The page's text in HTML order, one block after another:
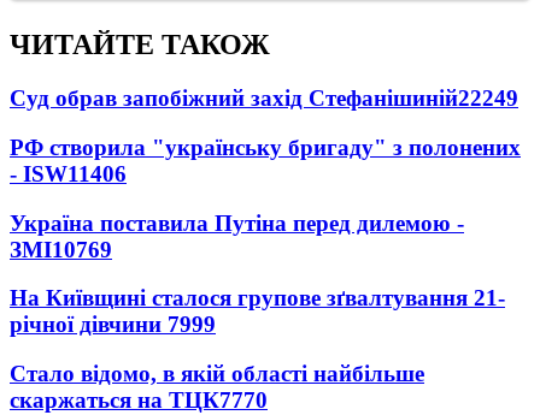
ЧИТАЙТЕ ТАКОЖ
Суд обрав запобіжний захід Стефанішиній22249
РФ створила "українську бригаду" з полонених
- ISW11406
Україна поставила Путіна перед дилемою -
ЗМІ10769
На Київщині сталося групове зґвалтування 21-
річної дівчини 7999
Стало відомо, в якій області найбільше
скаржаться на ТЦК7770